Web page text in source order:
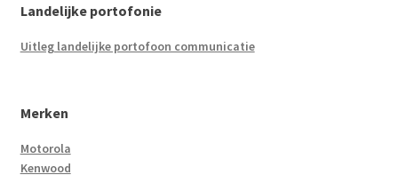
Landelijke portofonie
Uitleg landelijke portofoon communicatie
Merken
Motorola
Kenwood